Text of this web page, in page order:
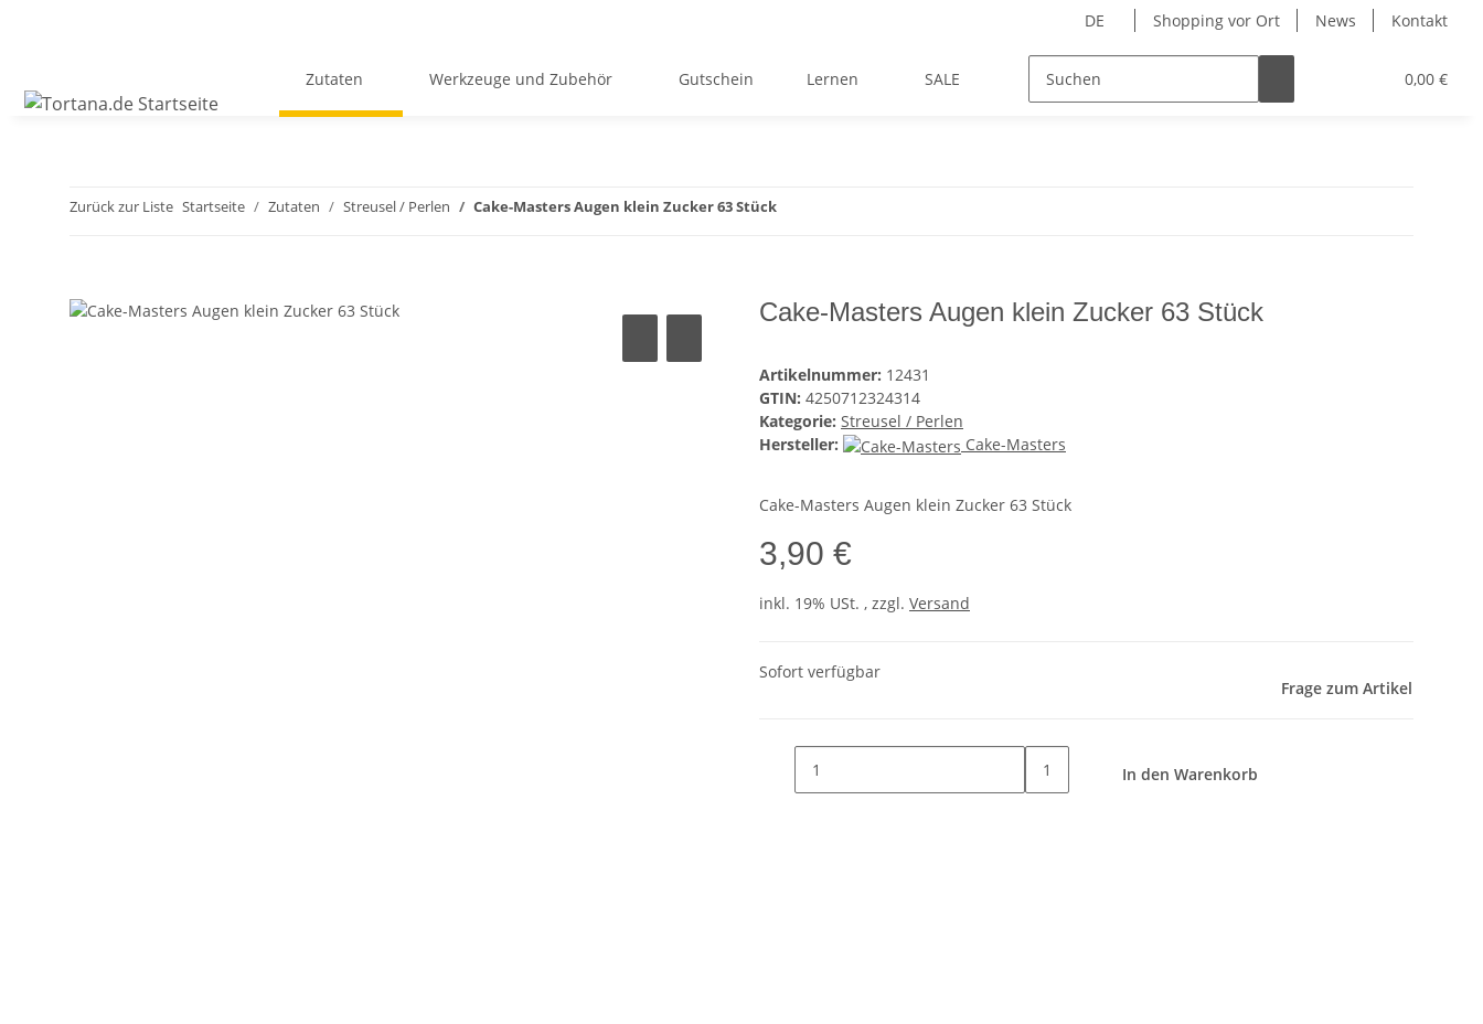
DE Shopping vor Ort News Kontakt
0,00 €
Zutaten Werkzeuge und Zubehör Gutschein Lernen SALE Hersteller
Zurück zur Liste Startseite Zutaten Streusel / Perlen Cake-Masters Augen klein Zucker 63 Stück
Cake-Masters Augen klein Zucker 63 Stück
Artikelnummer: 12431
GTIN: 4250712324314
Kategorie: Streusel / Perlen
Hersteller:
Cake-Masters
Cake-Masters Augen klein Zucker 63 Stück
3,90 €
inkl. 19% USt. , zzgl. Versand
Sofort verfügbar
Frage zum Artikel
1 In den Warenkorb